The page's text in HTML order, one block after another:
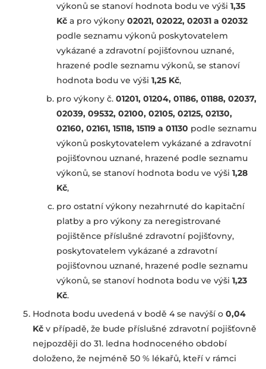
výkonů se stanoví hodnota bodu ve výši 1,35
Kč a pro výkony 02021, 02022, 02031 a 02032
podle seznamu výkonů poskytovatelem
vykázané a zdravotní pojišťovnou uznané,
hrazené podle seznamu výkonů, se stanoví
hodnota bodu ve výši 1,25 Kč,
pro výkony č. 01201, 01204, 01186, 01188, 02037,
02039, 09532, 02100, 02105, 02125, 02130,
02160, 02161, 15118, 15119 a 01130 podle seznamu
výkonů poskytovatelem vykázané a zdravotní
pojišťovnou uznané, hrazené podle seznamu
výkonů, se stanoví hodnota bodu ve výši 1,28
Kč,
pro ostatní výkony nezahrnuté do kapitační
platby a pro výkony za neregistrované
pojištěnce příslušné zdravotní pojišťovny,
poskytovatelem vykázané a zdravotní
pojišťovnou uznané, hrazené podle seznamu
výkonů, se stanoví hodnota bodu ve výši 1,23
Kč.
Hodnota bodu uvedená v bodě 4 se navýší o 0,04
Kč v případě, že bude příslušné zdravotní pojišťovně
nejpozději do 31. ledna hodnoceného období
doloženo, že nejméně 50 % lékařů, kteří v rámci